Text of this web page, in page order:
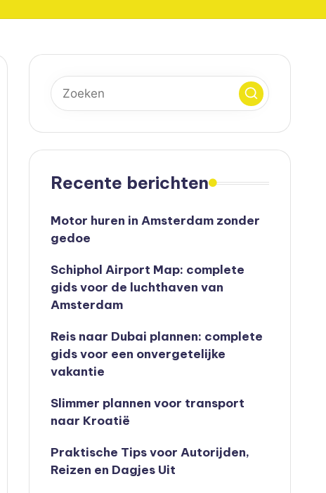
Recente berichten
Motor huren in Amsterdam zonder
gedoe
Schiphol Airport Map: complete
gids voor de luchthaven van
Amsterdam
Reis naar Dubai plannen: complete
gids voor een onvergetelijke
vakantie
Slimmer plannen voor transport
naar Kroatië
Praktische Tips voor Autorijden,
Reizen en Dagjes Uit